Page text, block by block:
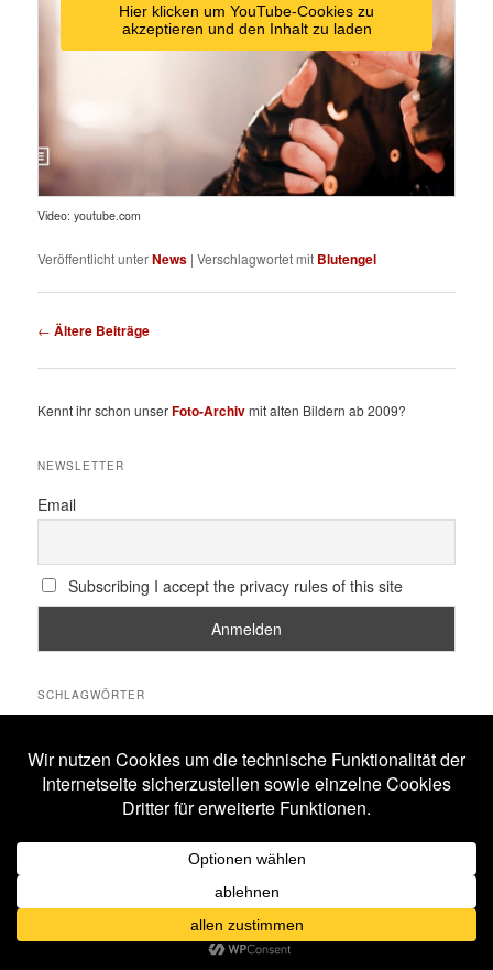
Hier klicken um YouTube-Cookies zu
akzeptieren und den Inhalt zu laden
Video: youtube.com
Veröffentlicht unterNews |Verschlagwortet mit Blutengel
Beitragsnavigation
← Ältere Beiträge
Kennt ihr schon unserFoto-Archivmit alten Bildern ab 2009?
NEWSLETTER
Email
Subscribing I accept the privacy rules of this site
SCHLAGWÖRTER
Blutengel Coppelius Corona Corvus Corax
Eisbrecher Ensiferum Faun Feuerschwanz
Frankfurt Harakiri For The Sky
Hexentanz Festival
Köln Leipzig Letzte Instanz
Lord Of The Lost M'era Luna Festival